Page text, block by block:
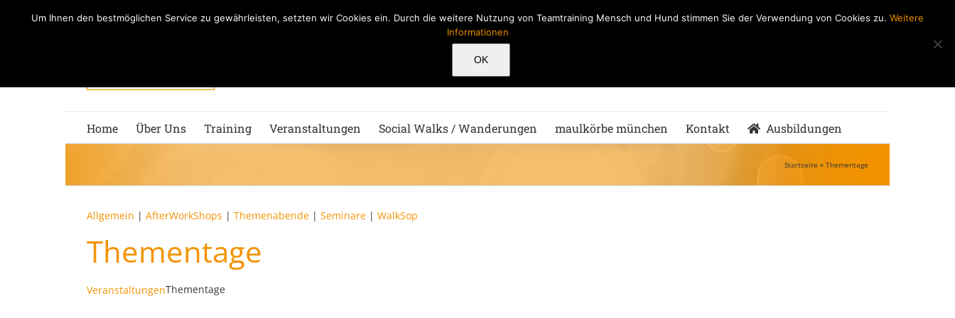
Home Über Uns Training Veranstaltungen Social Walks / Wanderungen maulkörbe münchen Kontakt Ausbildungen
Startseite » Thementage
Allgemein | AfterWorkShops | Themenabende | Seminare | WalkSop
Thementage
VeranstaltungenThementage
Um Ihnen den bestmöglichen Service zu gewährleisten, setzten wir Cookies ein. Durch die weitere Nutzung von Teamtraining Mensch und Hund stimmen Sie der Verwendung von Cookies zu. Weitere
Informationen
OK